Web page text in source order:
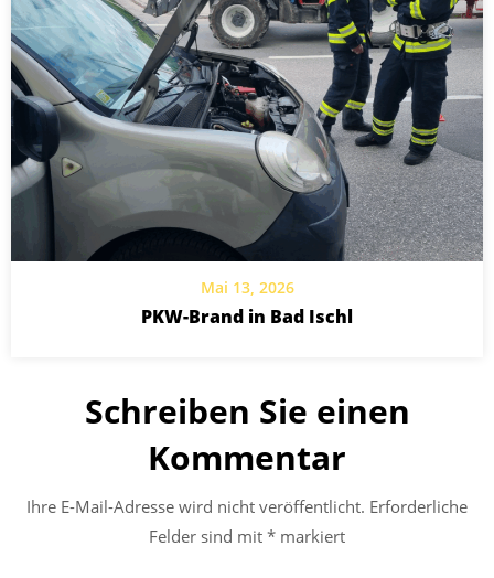
Mai 13, 2026
PKW-Brand in Bad Ischl
Schreiben Sie einen
Kommentar
Ihre E-Mail-Adresse wird nicht veröffentlicht. Erforderliche
Felder sind mit * markiert